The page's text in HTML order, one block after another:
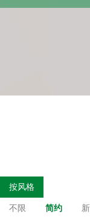
按风格
不限 简约